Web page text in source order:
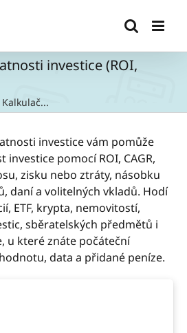
investice (ROI,
Kalkulač...
investice vám pomůže
pomocí ROI, CAGR,
zisku nebo ztráty, násobku
daní a volitelných vkladů. Hodí
ETF, krypta, nemovitostí,
sběratelských předmětů i
u které znáte počáteční
data a přidané peníze.